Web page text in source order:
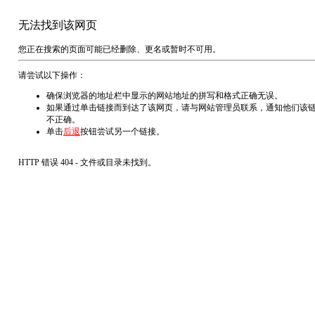
无法找到该网页
您正在搜索的页面可能已经删除、更名或暂时不可用。
请尝试以下操作：
确保浏览器的地址栏中显示的网站地址的拼写和格式正确无误。
如果通过单击链接而到达了该网页，请与网站管理员联系，通知他们该
不正确。
单击后退按钮尝试另一个链接。
HTTP 错误 404 - 文件或目录未找到。